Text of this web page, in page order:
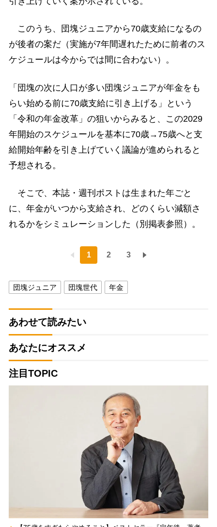
このうち、団塊ジュニアから70歳支給になるの
が後者の案だ（実施が7年間遅れたために前者のス
ケジュールは今からでは間に合わない）。
「団塊の次に人口が多い団塊ジュニアが年金をも
らい始める前に70歳支給に引き上げる」という
「令和の年金改革」の狙いからみると、この2029
年開始のスケジュールを基本に70歳→75歳へと支
給開始年齢を引き上げていく議論が進められると
予想される。
そこで、本誌・週刊ポストは生まれた年ごと
に、年金がいつから支給され、どのくらい減額さ
れるかをシミュレーションした（別掲表参照）。
1 2 3
団塊ジュニア 団塊世代 年金
あわせて読みたい
あなたにオススメ
注目TOPIC